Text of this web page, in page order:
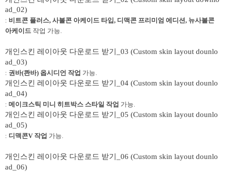
ad_02)
: 비트콘 플러스, 사볼콘 아케이드 타입, 디맥콘 프리미엄 에디션, 뉴사볼콘
아케이드 작업 가능.
개인스킨 레이아웃 다운로드 받기_03 (Custom skin layout dounlo
ad_03)
: 권바(콴바) 옵시디언 작업 가능.
개인스킨 레이아웃 다운로드 받기_04 (Custom skin layout dounlo
ad_04)
: 메이크스틱 미니 히트박스 스타일 작업 가능.
개인스킨 레이아웃 다운로드 받기_05 (Custom skin layout dounlo
ad_05)
: 디맥콘V 작업 가능.
개인스킨 레이아웃 다운로드 받기_06 (Custom skin layout dounlo
ad_06)